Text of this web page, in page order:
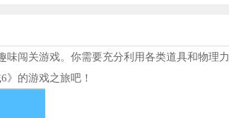
闯关游戏。你需要充分利用各类道具和物理力
》的游戏之旅吧！